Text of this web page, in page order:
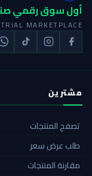
أول سوق رقمي
MARKETPLACE
مشترين
تصفح المنتجات
طلب عرض سعر
مقارنة المنتجات